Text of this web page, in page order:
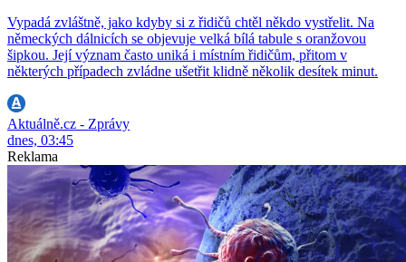
Vypadá zvláštně, jako kdyby si z řidičů chtěl někdo vystřelit. Na
německých dálnicích se objevuje velká bílá tabule s oranžovou
šipkou. Její význam často uniká i místním řidičům, přitom v
některých případech zvládne ušetřit klidně několik desítek minut.
Aktuálně.cz - Zprávy
dnes, 03:45
Reklama